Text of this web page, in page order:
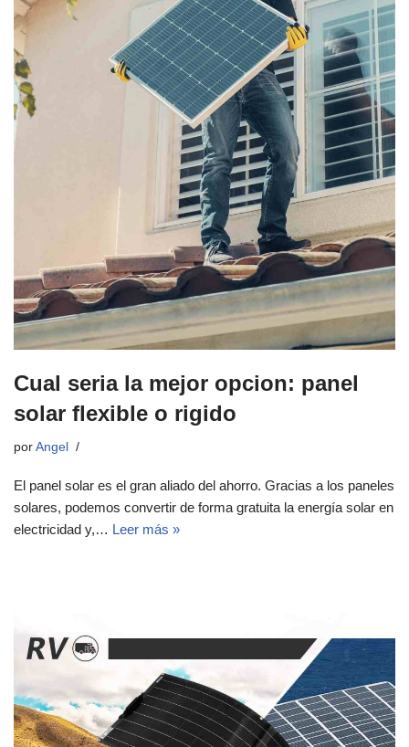
Cual seria la mejor opcion: panel
solar flexible o rigido
por Angel
El panel solar es el gran aliado del ahorro. Gracias a los paneles
solares, podemos convertir de forma gratuita la energía solar en
electricidad y,… Leer más »